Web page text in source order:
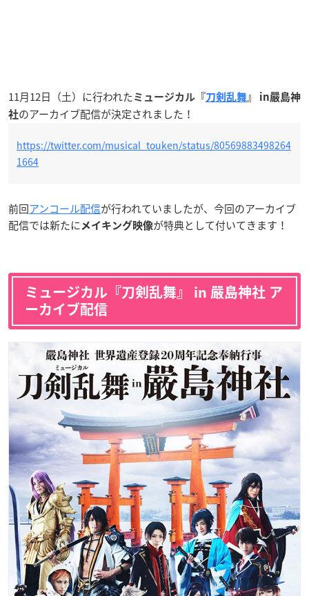
11月12日（土）に行われた ミュージカル『刀剣乱舞 』
in嚴島神
社のアーカイブ配信が決定されました！
https://twitter.com/musical_touken/status/80569883498264
1664
前回アンコール配信が行われていましたが、今回のアーカイブ
配信では新たに メイキング映像が特典として付いてきます！
ミュージカル『刀剣乱舞』 in 嚴島神社 ア
ーカイブ配信